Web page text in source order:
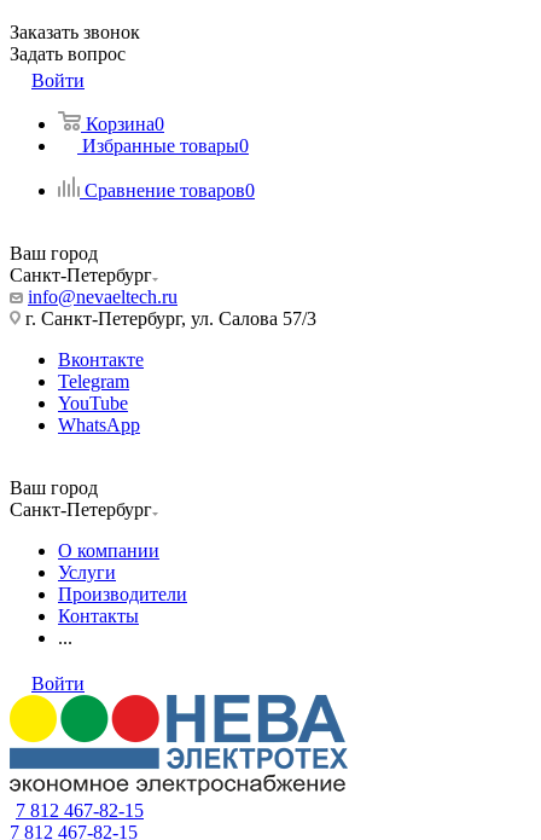
Заказать звонок
Задать вопрос
Войти
Корзина0
Избранные товары0
Сравнение товаров0
Ваш город
Санкт-Петербург
info@nevaeltech.ru
г. Санкт-Петербург, ул. Салова 57/3
Вконтакте
Telegram
YouTube
WhatsApp
Ваш город
Санкт-Петербург
О компании
Услуги
Производители
Контакты
...
Войти
7 812 467-82-15
7 812 467-82-15